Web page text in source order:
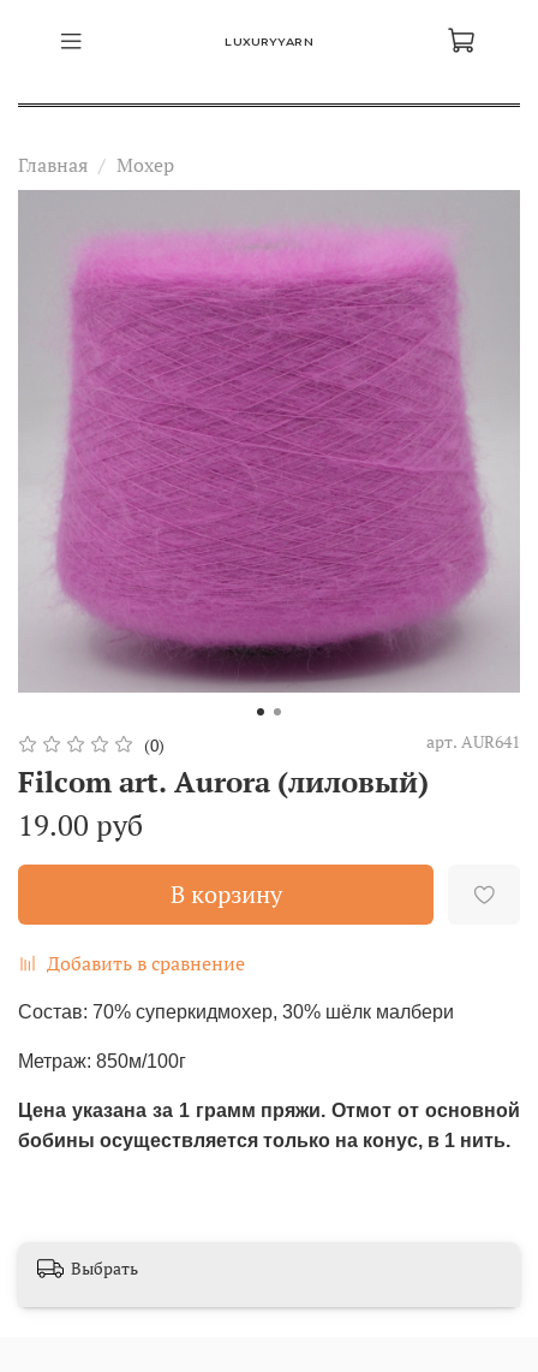
LUXURYYARN
Главная Мохер
(0) арт. AUR641
Filcom art. Aurora (лиловый)
19.00 руб
В корзину
Добавить в сравнение
Состав: 70% суперкидмохер, 30% шёлк малбери
Метраж: 850м/100г
Цена указана за 1 грамм пряжи. Отмот от основной
бобины осуществляется только на конус, в 1 нить.
Выбрать